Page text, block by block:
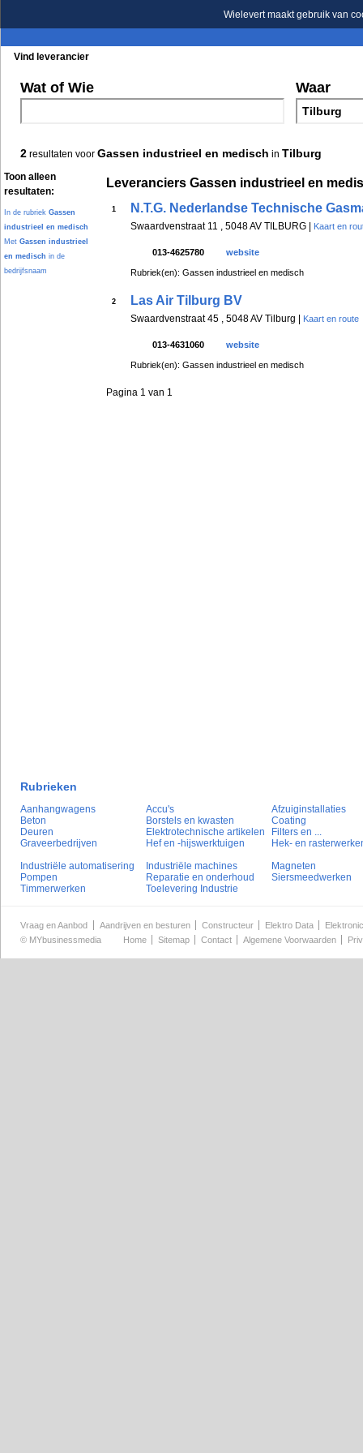
Wielevert maakt gebruik van
Vind leverancier
Wat of Wie Waar
2 resultaten voor Gassen industrieel en medisch in Tilburg
Toon alleen
resultaten:
In de rubriek Gassen
industrieel en medisch
Met Gassen industrieel
en medisch in de
bedrijfsnaam
Leveranciers Gassen industrieel en
1 N.T.G. Nederlandse Technische
Swaardvenstraat 11 , 5048 AV TILBURG | Kaart en
013-4625780 website
Rubriek(en): Gassen industrieel en medisch
2 Las Air Tilburg BV
Swaardvenstraat 45 , 5048 AV Tilburg | Kaart en route
013-4631060 website
Rubriek(en): Gassen industrieel en medisch
Pagina 1 van 1
Rubrieken
Aanhangwagens Accu's
Afzuiginstallaties
Beton
Borstels en kwasten
Coating
Deuren
Elektrotechnische artikelen
Filters en ...
Graveerbedrijven
Hef en -hijswerktuigen
Hek- en
Industriële automatisering
Industriële machines
Magneten
Pompen
Reparatie en onderhoud
Siersmeedwerken
Timmerwerken
Toelevering Industrie
Vraag en Aanbod Aandrijven en besturen Constructeur Elektro Data
© MYbusinessmedia Home Sitemap Contact Algemene Voorwaarden